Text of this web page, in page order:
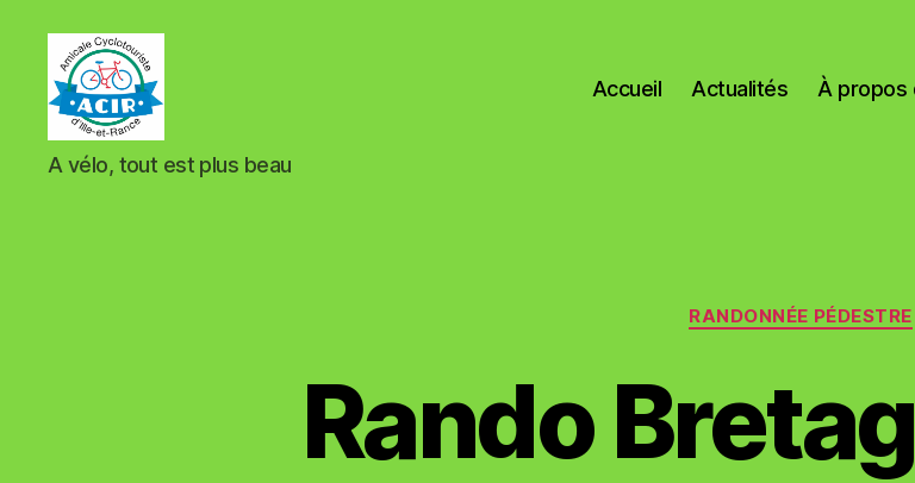
ACIR
Tinténiac
A vélo, tout est plus beau
Accueil Actualités À propos
Catégories
RANDONNÉE PÉDESTRE
Rando